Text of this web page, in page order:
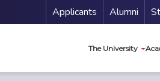
Menu
Applicants Alumni
The University